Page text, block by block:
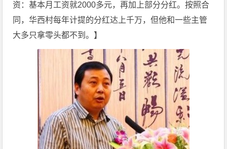
资：基本月工资就2000多元，再加上部分分红。按照合
同，华西村每年计提的分红达上千万，但他和一些主管
大多只拿零头都不到。】